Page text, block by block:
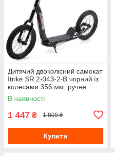
Дитячий двоколісний самокат
Itrike SR 2-043-2-B чорний із
колесами 356 мм, ручне
гальмо
В наявності
1 447 ₴ 1 809 ₴
Купити